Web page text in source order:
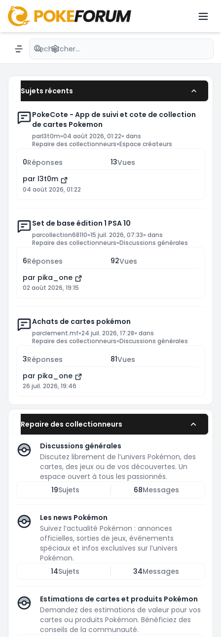
dernières nouveautés avec des passionnés du
JCC.émon avec une communauté active.
Navigation menu
Recherche avancée
Sujets récents
PokeCote - App de suivi et cote de collection
de cartes Pokemon
parl3t0m»04 août 2026, 01:22» dans
Repaire des collectionneurs»Espace créateurs
0Réponses 13Vues
par l3t0m
04 août 2026, 01:22
Set de base édition 1 PSA 10
parcollection68110»15 juil. 2026, 07:33» dans
Repaire des collectionneurs»Discussions générales
6Réponses 92Vues
par pika_one
02 août 2026, 19:15
Achats de cartes pokémon
parclement.mf»24 juil. 2026, 17:28» dans
Repaire des collectionneurs»Discussions générales
3Réponses 81Vues
par pika_one
26 juil. 2026, 19:46
Repaire des collectionneurs
Discussions générales
Discutez librement de l’univers Pokémon, des
cartes, des jeux ou de vos découvertes. Un
espace ouvert à tous les passionnés.
19Sujets 68Messages
Les news Pokémon
Suivez l’actualité Pokémon : annonces
officielles, sorties de jeux, événements
spéciaux et infos exclusives sur l’univers
Pokémon.
14Sujets 34Messages
Estimations de cartes et produits Pokémon
Demandez des estimations de valeur pour vos
cartes ou produits Pokémon. Bénéficiez des
conseils de la communauté.